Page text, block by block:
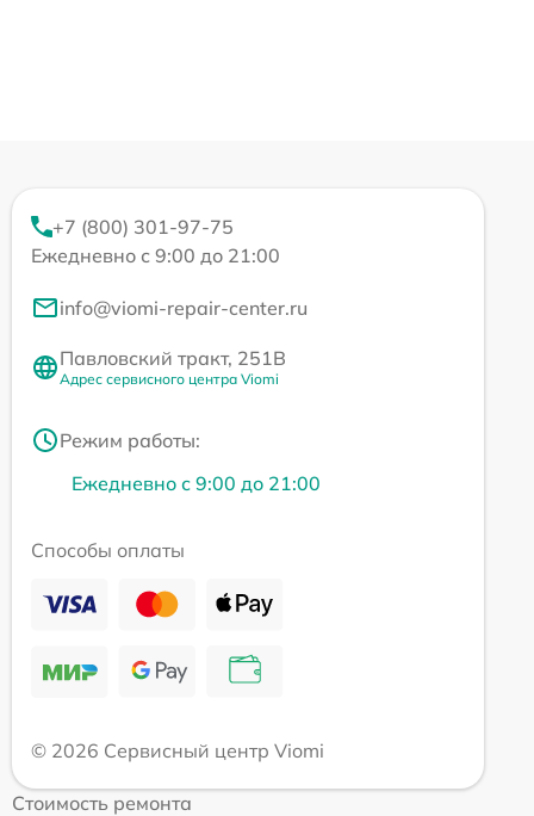
+7 (800) 301-97-75
Ежедневно с 9:00 до 21:00
info@viomi-repair-center.ru
Павловский тракт, 251В
Адрес сервисного центра Viomi
Режим работы:
Ежедневно с 9:00 до 21:00
Способы оплаты
© 2026 Сервисный центр Viomi
Стоимость ремонта